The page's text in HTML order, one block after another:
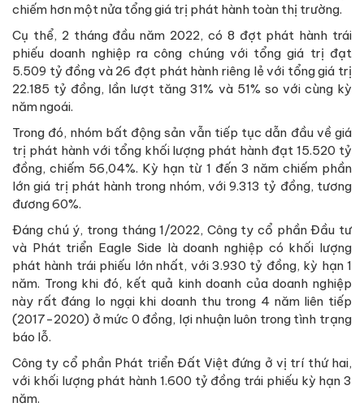
chiếm hơn một nửa tổng giá trị phát hành toàn thị trường.
Cụ thể, 2 tháng đầu năm 2022, có 8 đợt phát hành trái
phiếu doanh nghiệp ra công chúng với tổng giá trị đạt
5.509 tỷ đồng và 26 đợt phát hành riêng lẻ với tổng giá trị
22.185 tỷ đồng, lần lượt tăng 31% và 51% so với cùng kỳ
năm ngoái.
Trong đó, nhóm bất động sản vẫn tiếp tục dẫn đầu về giá
trị phát hành với tổng khối lượng phát hành đạt 15.520 tỷ
đồng, chiếm 56,04%. Kỳ hạn từ 1 đến 3 năm chiếm phần
lớn giá trị phát hành trong nhóm, với 9.313 tỷ đồng, tương
đương 60%.
Đáng chú ý, trong tháng 1/2022, Công ty cổ phần Đầu tư
và Phát triển Eagle Side là doanh nghiệp có khối lượng
phát hành trái phiếu lớn nhất, với 3.930 tỷ đồng, kỳ hạn 1
năm. Trong khi đó, kết quả kinh doanh của doanh nghiệp
này rất đáng lo ngại khi doanh thu trong 4 năm liên tiếp
(2017-2020) ở mức 0 đồng, lợi nhuận luôn trong tình trạng
báo lỗ.
Công ty cổ phần Phát triển Đất Việt đứng ở vị trí thứ hai,
với khối lượng phát hành 1.600 tỷ đồng trái phiếu kỳ hạn 3
năm.